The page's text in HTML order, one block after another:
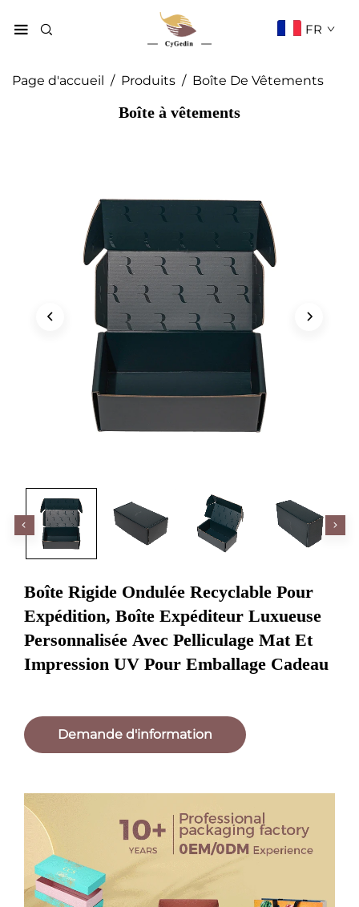
FR
Page d'accueil / Produits / Boîte De Vêtements
Boîte à vêtements
Boîte Rigide Ondulée Recyclable Pour
Expédition, Boîte Expéditeur Luxueuse
Personnalisée Avec Pelliculage Mat Et
Impression UV Pour Emballage Cadeau
Demande d'information